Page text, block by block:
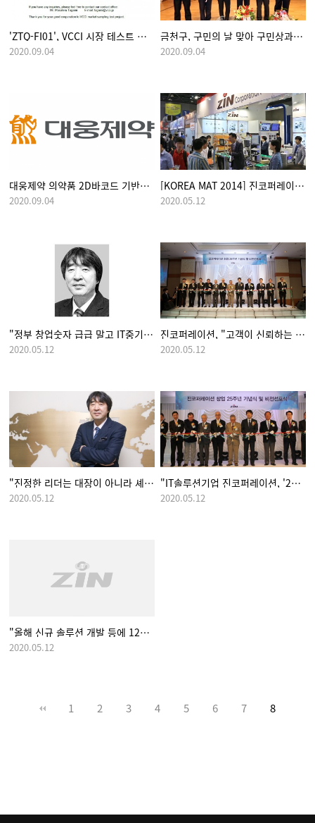
'ZTQ-FI01', VCCI 시장 테스트 통과하여 기술력 인정받다.
2020.09.04
금천구, 구민의 날 맞아 구민상과 기업인상 수상
2020.09.04
대웅제약 의약품 2D바코드 기반의 '이력관리시스템' 수주
2020.09.04
[KOREA MAT 2014] 진코퍼레이션, 오토라벨러와 의약품 바코드 시스템 선보여
2020.05.12
"정부 창업숫자 급급 말고 IT중기 지원해야"
2020.05.12
진코퍼레이션, "고객이 신뢰하는 통합형 IT서비스를 창조하고 제공하는 기업"으로 힘찬 출발
2020.05.12
"진정한 리더는 대장이 아니라 셰르파"
2020.05.12
"IT솔루션기업 진코퍼레이션, '20년 매출 1,000억 목표"
2020.05.12
"올해 신규 솔루션 개발 등에 12억원 투자할 계획…연초 중국에 지점 설립"
2020.05.12
1 2 3 4 5 6 7 8